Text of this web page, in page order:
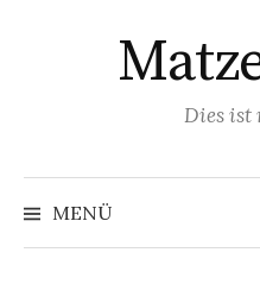
Dies ist
MENÜ